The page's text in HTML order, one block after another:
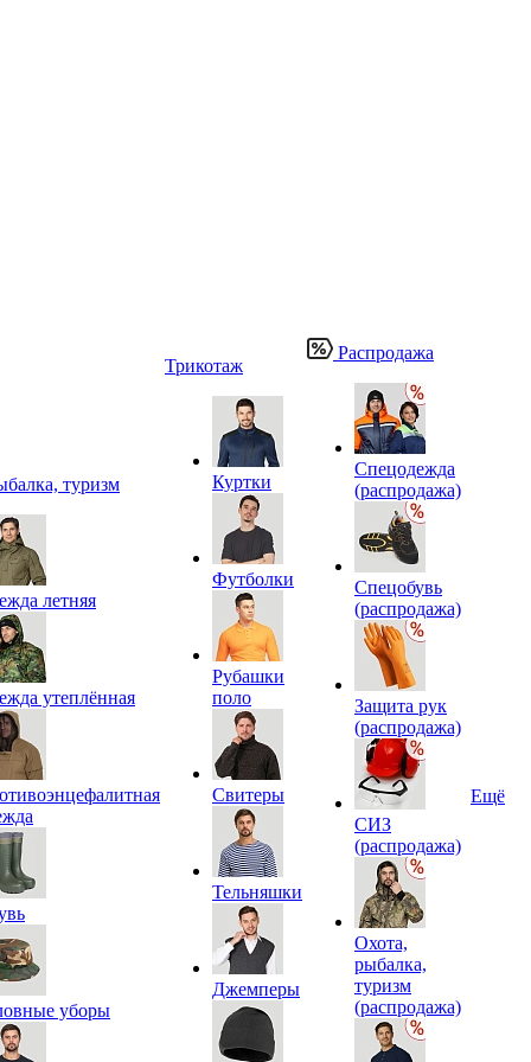
туризм
летняя
утеплённая
уборы
Трикотаж
Куртки
Футболки
Рубашки
поло
Свитеры
Тельняшки
Джемперы
Распродажа
Спецодежда
(распродажа)
Спецобувь
(распродажа)
Защита рук
(распродажа)
СИЗ
(распродажа)
Охота,
рыбалка,
туризм
(распродажа)
Ещё